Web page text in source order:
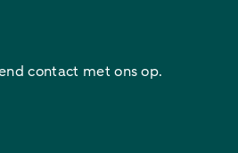
contact met ons op.